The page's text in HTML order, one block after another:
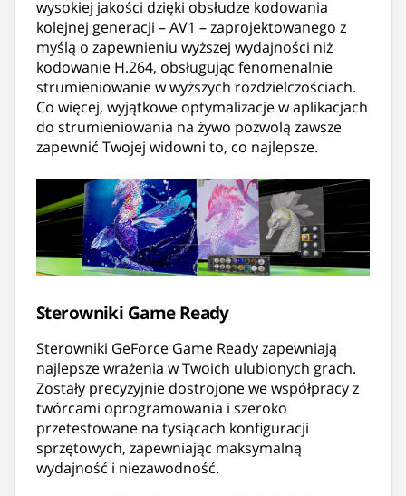
wysokiej jakości dzięki obsłudze kodowania
kolejnej generacji – AV1 – zaprojektowanego z
myślą o zapewnieniu wyższej wydajności niż
kodowanie H.264, obsługując fenomenalnie
strumieniowanie w wyższych rozdzielczościach.
Co więcej, wyjątkowe optymalizacje w aplikacjach
do strumieniowania na żywo pozwolą zawsze
zapewnić Twojej widowni to, co najlepsze.
Sterowniki Game Ready
Sterowniki GeForce Game Ready zapewniają
najlepsze wrażenia w Twoich ulubionych grach.
Zostały precyzyjnie dostrojone we współpracy z
twórcami oprogramowania i szeroko
przetestowane na tysiącach konfiguracji
sprzętowych, zapewniając maksymalną
wydajność i niezawodność.